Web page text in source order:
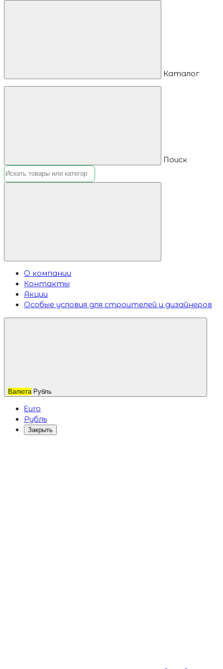
Каталог
Поиск
О компании
Контакты
Акции
Особые условия для строителей и дизайнеров
Валюта Рубль
Euro
Рубль
Закрыть